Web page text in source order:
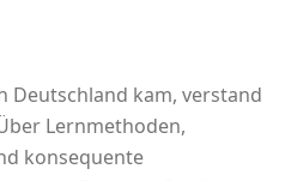
Deutschland kam, verstand
Lernmethoden,
konsequente